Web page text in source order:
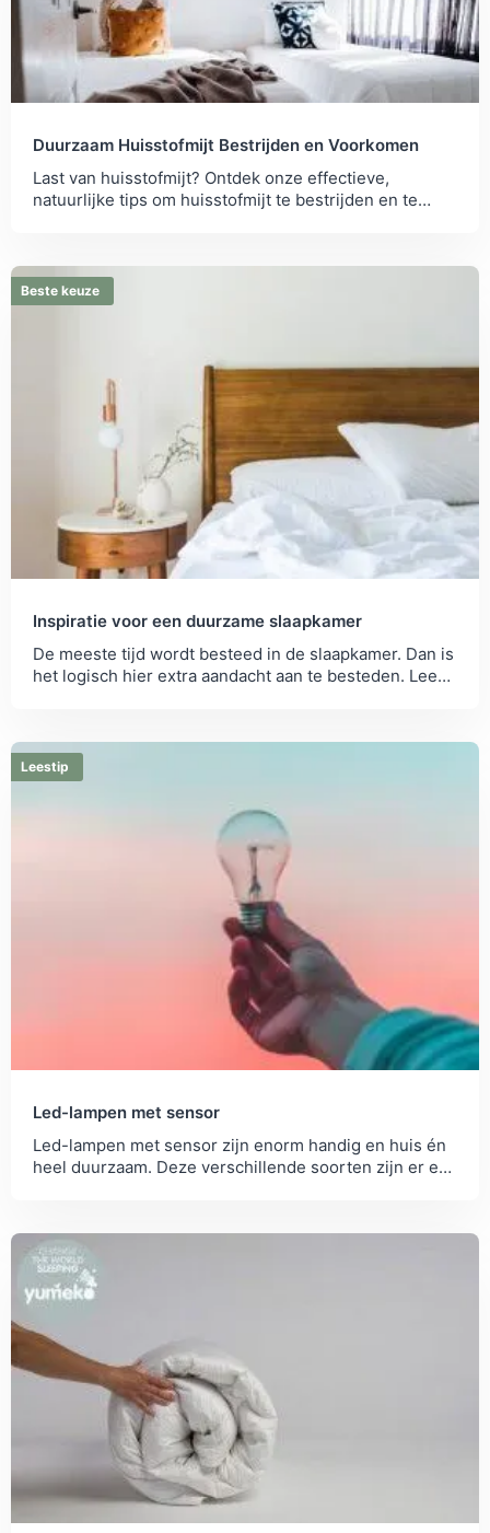
Duurzaam Huisstofmijt Bestrijden en Voorkomen
Last van huisstofmijt? Ontdek onze effectieve,
natuurlijke tips om huisstofmijt te bestrijden en te
Beste keuze
Inspiratie voor een duurzame slaapkamer
De meeste tijd wordt besteed in de slaapkamer. Dan is
het logisch hier extra aandacht aan te besteden. Lees
Leestip
Led-lampen met sensor
Led-lampen met sensor zijn enorm handig en huis én
heel duurzaam. Deze verschillende soorten zijn er en